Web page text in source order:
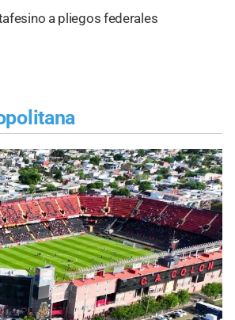
a pliegos federales